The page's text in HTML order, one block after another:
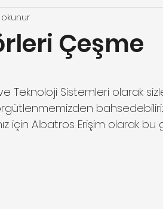
merdiven asansörü dubleks
Çeşme
Teknoloji Sistemleri olarak
bahsedebiliriz
için Albatros Erişim olarak bu